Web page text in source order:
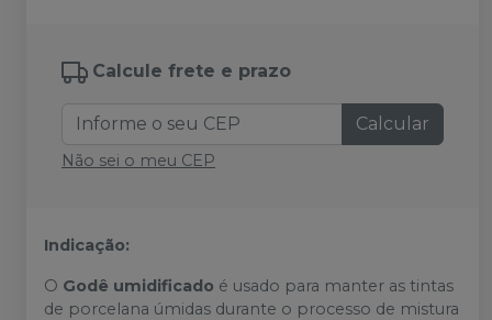
Calcule frete e prazo
Calcular
Não sei o meu CEP
Indicação:
O Godê umidificado é usado para manter as tintas
de porcelana úmidas durante o processo de mistura